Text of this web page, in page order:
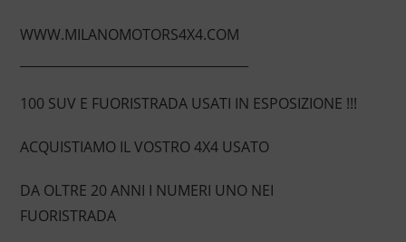
WWW.MILANOMOTORS4X4.COM
100 SUV E FUORISTRADA USATI IN ESPOSIZIONE !!!
ACQUISTIAMO IL VOSTRO 4X4 USATO
DA OLTRE 20 ANNI I NUMERI UNO NEI
FUORISTRADA